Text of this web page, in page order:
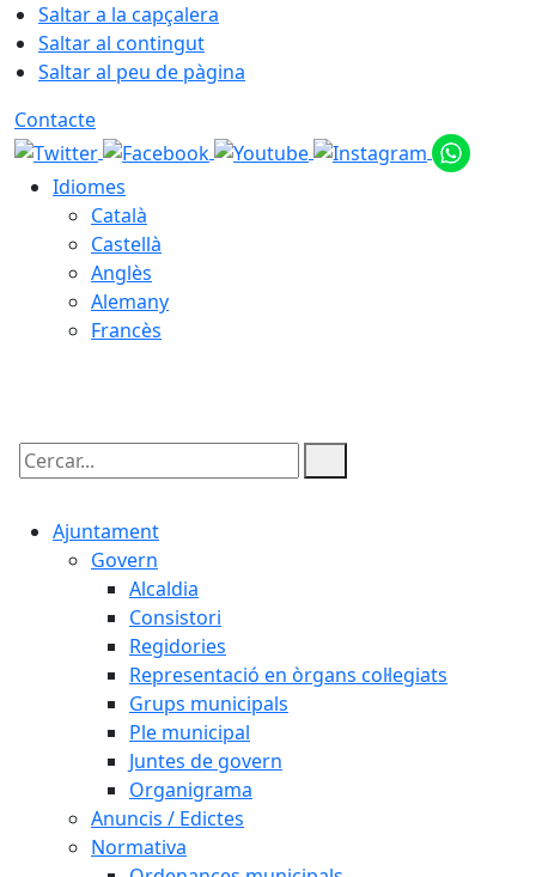
Saltar a la capçalera
Saltar al contingut
Saltar al peu de pàgina
Contacte
Idiomes
Català
Castellà
Anglès
Alemany
Francès
Cercar:
Ajuntament
Govern
Alcaldia
Consistori
Regidories
Representació en òrgans col·legiats
Grups municipals
Ple municipal
Juntes de govern
Organigrama
Anuncis / Edictes
Normativa